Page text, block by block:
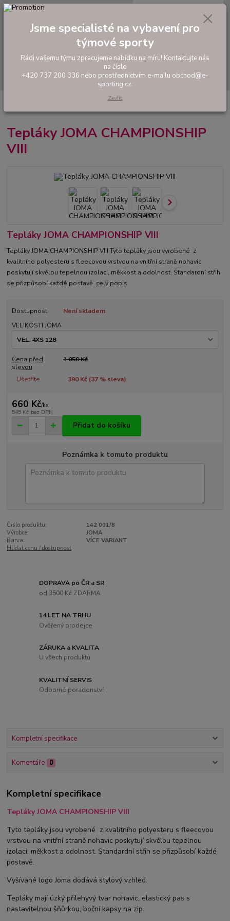
Hledat
tel: +420 737 200 336
0,00 Kč
Tréninkové oblečení
JOMA CHAMPIONSHIP VIII
Tepláky JOMA CHAMPIONSHIP
VIII
Tepláky JOMA CHAMPIONSHIP VIII
Tepláky JOMA CHAMPIONSHIP VIII Tyto tepláky jsou vyrobené z
kvalitního polyesteru s fleecovou vrstvou na vnitřní straně nohavic
poskytují skvělou tepelnou izolaci, měkkost a odolnost. Standardní střih
se přizpůsobí každé postavě. celý popis
Dostupnost
Není skladem
VELIKOSTI JOMA
Cena před
slevou
1 050 Kč
Ušetříte 390 Kč (37% sleva)
660 Kč/ks
545 Kč bez DPH
Přidat do košíku
Poznámka k tomuto produktu
Číslo produktu:
142 001/8
Výrobce:
JOMA
Barva:
VÍCE VARIANT
Hlídat cenu / dostupnost
DOPRAVA po ČR a SR
od 3500 Kč ZDARMA
14 LET NA TRHU
Ověřený prodejce
ZÁRUKA a KVALITA
U všech produktů
KVALITNÍ SERVIS
Odborné poradenství
Kompletní specifikace
Komentáře 0
Kompletní specifikace
Tepláky JOMA CHAMPIONSHIP VIII
Tyto tepláky jsou vyrobené z kvalitního polyesteru s fleecovou
vrstvou na vnitřní straně nohavic poskytují skvělou tepelnou
izolaci, měkkost a odolnost. Standardní střih se přizpůsobí každé
postavě.
Vyšívané logo Joma dodává stylový vzhled.
Tepláky mají úzký přilehyvý tvar nohavic, elastický pas s
nastavitelnou šňůrkou, boční kapsy na zip.
Jsme specialisté na vybavení pro
týmové sporty
Rádi vašemu týmu zpracujeme nabídku na míru! Kontaktujte nás
na čísle
+420 737 200 336 nebo prostřednictvím e-mailu obchod@e-
sporting.cz.
Zavřít